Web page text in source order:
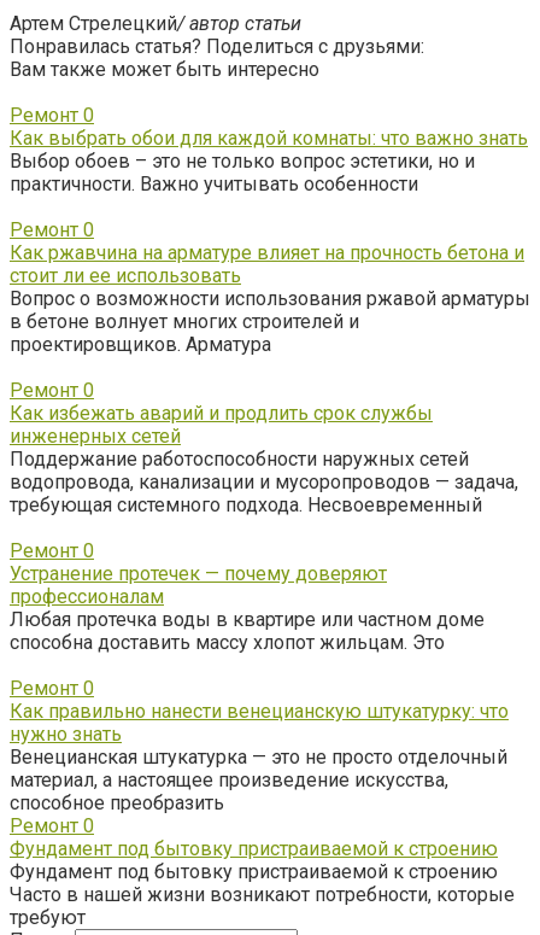
Артем Стрелецкий/ автор статьи
Понравилась статья? Поделиться с друзьями:
Вам также может быть интересно
Ремонт 0
Как выбрать обои для каждой комнаты: что важно знать
Выбор обоев – это не только вопрос эстетики, но и
практичности. Важно учитывать особенности
Ремонт 0
Как ржавчина на арматуре влияет на прочность бетона и
стоит ли ее использовать
Вопрос о возможности использования ржавой арматуры
в бетоне волнует многих строителей и
проектировщиков. Арматура
Ремонт 0
Как избежать аварий и продлить срок службы
инженерных сетей
Поддержание работоспособности наружных сетей
водопровода, канализации и мусоропроводов — задача,
требующая системного подхода. Несвоевременный
Ремонт 0
Устранение протечек — почему доверяют
профессионалам
Любая протечка воды в квартире или частном доме
способна доставить массу хлопот жильцам. Это
Ремонт 0
Как правильно нанести венецианскую штукатурку: что
нужно знать
Венецианская штукатурка — это не просто отделочный
материал, а настоящее произведение искусства,
способное преобразить
Ремонт 0
Фундамент под бытовку пристраиваемой к строению
Фундамент под бытовку пристраиваемой к строению
Часто в нашей жизни возникают потребности, которые
требуют